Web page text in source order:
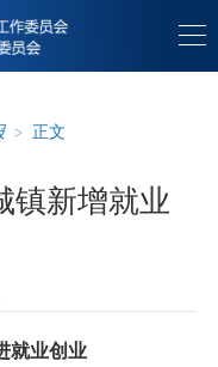
> 正文
镇新增就业
就业创业